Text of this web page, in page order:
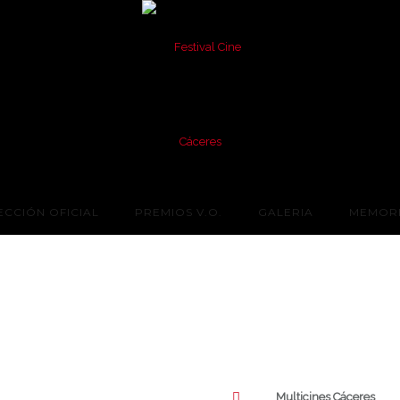
OFICIAL PREMIOS V.O. GALERIA
Multicines Cáceres